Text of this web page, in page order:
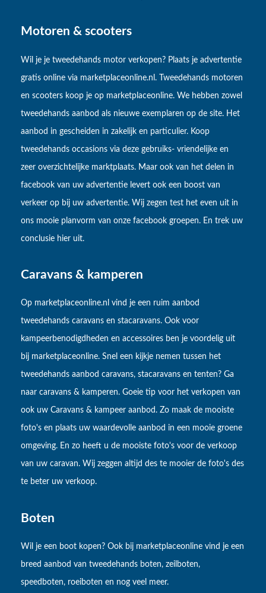
Motoren & scooters
Wil je je tweedehands motor verkopen? Plaats je advertentie
gratis online via marketplaceonline.nl. Tweedehands motoren
en scooters koop je op marketplaceonline. We hebben zowel
tweedehands aanbod als nieuwe exemplaren op de site. Het
aanbod in gescheiden in zakelijk en particulier. Koop
tweedehands occasions via deze gebruiks- vriendelijke en
zeer overzichtelijke marktplaats. Maar ook van het delen in
facebook van uw advertentie levert ook een boost van
verkeer op bij uw advertentie. Wij zegen test het even uit in
ons mooie planvorm van onze facebook groepen. En trek uw
conclusie hier uit.
Caravans & kamperen
Op marketplaceonline.nl vind je een ruim aanbod
tweedehands caravans en stacaravans. Ook voor
kampeerbenodigdheden en accessoires ben je voordelig uit
bij marketplaceonline. Snel een kijkje nemen tussen het
tweedehands aanbod caravans, stacaravans en tenten? Ga
naar caravans & kamperen. Goeie tip voor het verkopen van
ook uw Caravans & kampeer aanbod. Zo maak de mooiste
foto's en plaats uw waardevolle aanbod in een mooie groene
omgeving. En zo heeft u de mooiste foto's voor de verkoop
van uw caravan. Wij zeggen altijd des te mooier de foto's des
te beter uw verkoop.
Boten
Wil je een boot kopen? Ook bij marketplaceonline vind je een
breed aanbod van tweedehands boten, zeilboten,
speedboten, roeiboten en nog veel meer.